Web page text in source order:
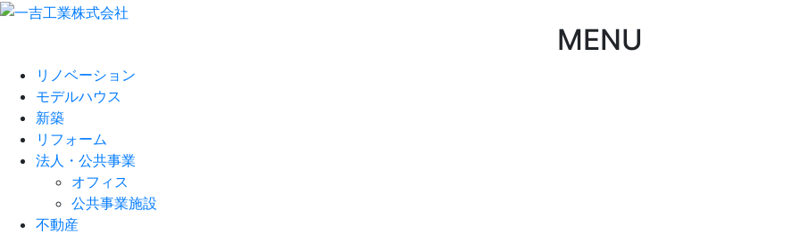
MENU
リノベーション
モデルハウス
新築
リフォーム
法人・公共事業
オフィス
公共事業施設
不動産